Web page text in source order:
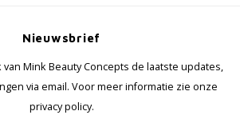
Nieuwsbrief
Mink Beauty Concepts de laatste updates,
via email. Voor meer informatie zie onze
privacy policy.